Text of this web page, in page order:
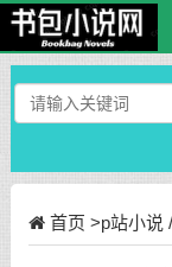
首页 >p站小说